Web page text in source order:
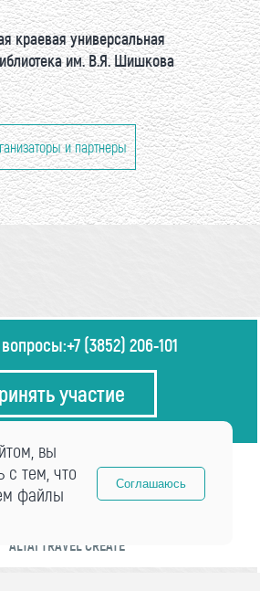
краевая универсальная
им. В.Я. Шишкова
и партнеры
+7 (3852) 206-101
участие
ПРОГРАММА
НОВОСТИ
ALTAI TRAVEL CREATE
вы
с тем, что
файлы
Соглашаюсь